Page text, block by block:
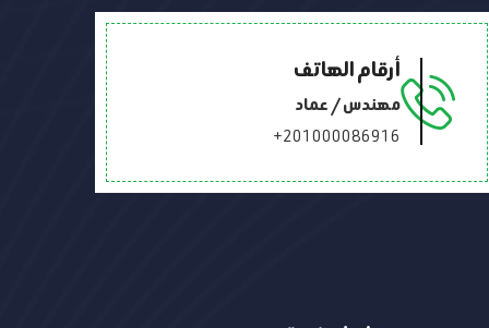
أرقام الهاتف
مهندس / عماد
+201000086916